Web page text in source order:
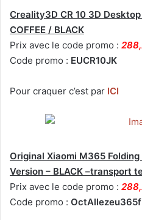
Creality3D CR 10 3D
COFFEE / BLACK
Prix avec le code promo :
Code promo : EUCR10JK
Pour craquer c’est par ICI
Original Xiaomi M365
Version – BLACK –transport
Prix avec le code promo :
Code promo :